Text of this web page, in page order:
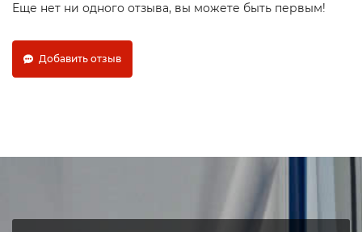
Еще нет ни одного отзыва, вы можете быть первым!
Добавить отзыв